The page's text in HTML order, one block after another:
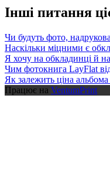
Інші питання
Чи будуть фото,
Наскільки міцними є
Я хочу на обкладинці й
Чим фотокнига LayFlat
Як залежить ціна альбома
Працює на VentumPrint